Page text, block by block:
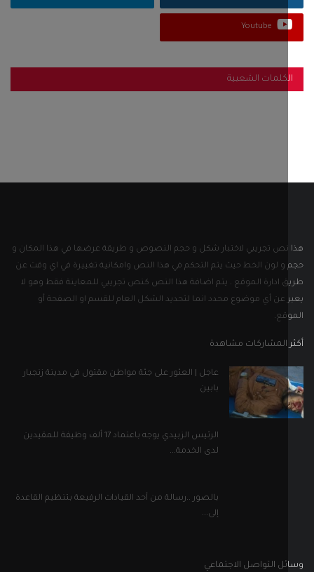
Youtube
الشعبية
تجريبي لاختبار شكل و حجم النصوص و طريقة عرضها في هذا المكان و
لون الخط حيث يتم التحكم في هذا النص وامكانية تغييرة في اي وقت عن
ادارة الموقع . يتم اضافة هذا النص كنص تجريبي للمعاينة فقط وهو لا
عن أي موضوع محدد انما لتحديد الشكل العام للقسم او الصفحة أو
المشاركات مشاهدة
عاجل | العثور على جثة مواطن مقتول في مدينة زنجبار
بابين
الرئيس الزبيدي يوجه باعتماد 17 ألف وظيفة للمقيدين
لدى الخدمة...
بالصور ..رسالة من أحد القيادات الرفيعة بتنظيم القاعدة
التواصل الاجتماعي